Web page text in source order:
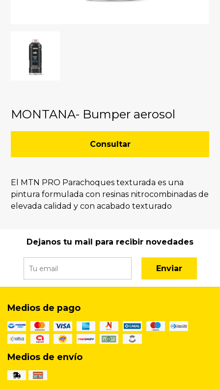
MONTANA- Bumper aerosol
Consultar
El MTN PRO Parachoques texturada es una
pintura formulada con resinas nitrocombinadas de
elevada calidad y con acabado texturado
Dejanos tu mail para recibir novedades
Enviar
Medios de pago
Medios de envío